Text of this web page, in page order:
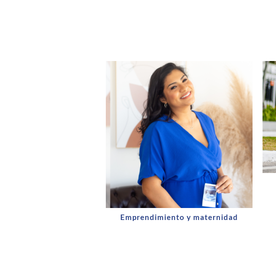
Emprendimiento y maternidad